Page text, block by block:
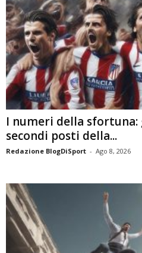
I numeri della
secondi posti della...
Redazione BlogDiSport - Ago 8, 2026